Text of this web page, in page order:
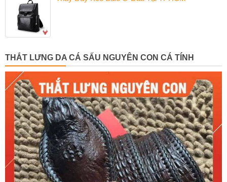
THẮT LƯNG DA CÁ SẤU NGUYÊN CON CÁ TÍNH